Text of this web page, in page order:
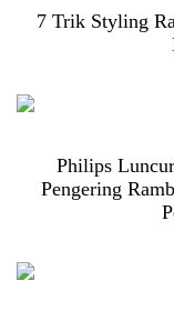
7 Trik Styling
Philips
Pengering